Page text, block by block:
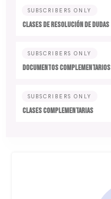
SUBSCRIBERS ONLY
CLASES DE RESOLUCIÓN DE DUDAS
SUBSCRIBERS ONLY
DOCUMENTOS COMPLEMENTARIOS
SUBSCRIBERS ONLY
CLASES COMPLEMENTARIAS